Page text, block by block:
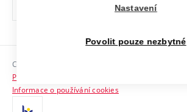
odkaz)
Sociální bezpečí
HR Award
Copyright © 2026 VUT
Prohlášení o přístupnosti
Informace o používání cookies
Nastavení
Povolit pouze nezbytné